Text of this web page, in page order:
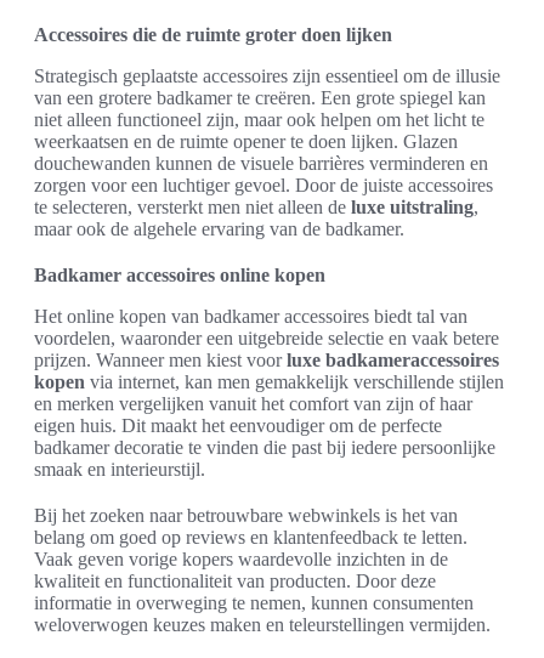
Accessoires die de ruimte groter doen lijken
Strategisch geplaatste accessoires zijn essentieel om de illusie
van een grotere badkamer te creëren. Een grote spiegel kan
niet alleen functioneel zijn, maar ook helpen om het licht te
weerkaatsen en de ruimte opener te doen lijken. Glazen
douchewanden kunnen de visuele barrières verminderen en
zorgen voor een luchtiger gevoel. Door de juiste accessoires
te selecteren, versterkt men niet alleen de luxe uitstraling,
maar ook de algehele ervaring van de badkamer.
Badkamer accessoires online kopen
Het online kopen van badkamer accessoires biedt tal van
voordelen, waaronder een uitgebreide selectie en vaak betere
prijzen. Wanneer men kiest voorluxe badkameraccessoires
kopen via internet, kan men gemakkelijk verschillende stijlen
en merken vergelijken vanuit het comfort van zijn of haar
eigen huis. Dit maakt het eenvoudiger om de perfecte
badkamer decoratie te vinden die past bij iedere persoonlijke
smaak en interieurstijl.
Bij het zoeken naar betrouwbare webwinkels is het van
belang om goed op reviews en klantenfeedback te letten.
Vaak geven vorige kopers waardevolle inzichten in de
kwaliteit en functionaliteit van producten. Door deze
informatie in overweging te nemen, kunnen consumenten
weloverwogen keuzes maken en teleurstellingen vermijden.